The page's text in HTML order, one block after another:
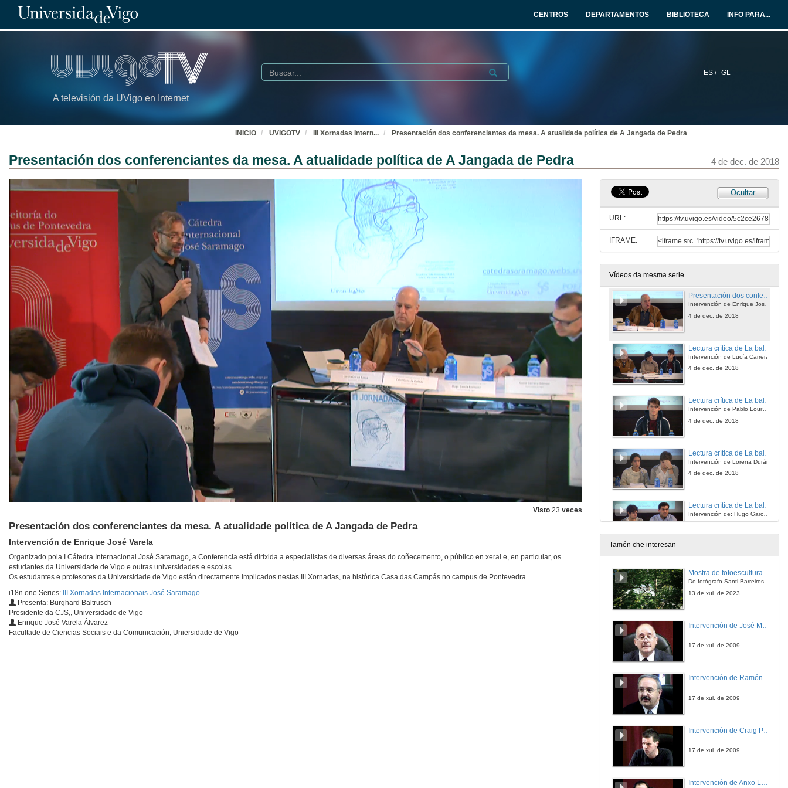
CENTROS DEPARTAMENTOS BIBLIOTECA INFO PARA...
A televisión da UVigo en Internet
ES / GL
Buscar Submit
INICIO UVIGOTV III Xornadas Intern... Presentación dos conferenciantes da mesa. A atualidade política de A Jangada de Pedra
Presentación dos conferenciantes da mesa. A atualidade política de A Jangada de Pedra 4 de dec. de 2018
Visto 23 veces
Presentación dos conferenciantes da mesa. A atualidade política de A Jangada de Pedra
Intervención de Enrique José Varela
Organizado pola I Cátedra Internacional José Saramago, a Conferencia está dirixida a especialistas de diversas áreas do coñecemento, o público en xeral e, en particular, os
estudantes da Universidade de Vigo e outras universidades e escolas.
Os estudantes e profesores da Universidade de Vigo están directamente implicados nestas III Xornadas, na histórica Casa das Campás no campus de Pontevedra.
i18n.one.Series:
III Xornadas Internacionais José Saramago
Presenta: Burghard Baltrusch
Presidente da CJS,, Universidade de Vigo
Enrique José Varela Álvarez
Facultade de Ciencias Sociais e da Comunicación, Uniersidade de Vigo
Ocultar
URL:
IFRAME:
Vídeos da mesma serie
Formigas que levantam a cabeça como cães: a escrita resistente em Levantado do chão, de José Saramago
4 de dec. de 2018
Monumentos e espaço ficcional: ficções e realidades em O ano da morte de Ricardo Reis
Rolda de preguntas. Monumentos e espaço ficcional: ficções e realidades em O ano da morte de Ricardo Reis
4 de dec. de 2018
Presentación dos conferenciantes da mesa. A atualidade política de A Jangada de Pedra
Intervención de Enrique José Varela
4 de dec. de 2018
Intervención de Lucía Carrera
4 de dec. de 2018
Lectura crítica de La balsa de piedra en el contexto sociopolítico actual del Estado Autonómico
Intervención de Pablo Loureiro
4 de dec. de 2018
Intervención de Lorena Durán
4 de dec. de 2018
Lectura crítica de La balsa de piedra en el contexto sociopolítico actual del Estado Autonómico
Intervención de: Hugo García y Alejandro Virgós
Lectura crítica de "La balsa de piedra" no contexto sociopolítico actual do Estado Autonómico
4 de dec. de 2018
Tamén che interesan
Mostra de fotoesculturas Overtraz
Do fotógrafo Santi Barreiros e o escultor Nito Contreras.
13 de xul. de 2023
17 de xul. de 2009
Intervención de Ramón Villlares
17 de xul. de 2009
17 de xul. de 2009
Intervención de Anxo Lorenzo